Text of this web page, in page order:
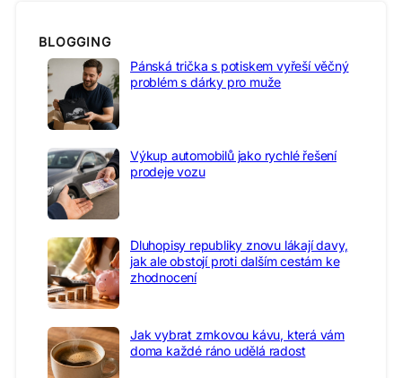
BLOGGING
Pánská trička s potiskem vyřeší věčný
problém s dárky pro muže
Výkup automobilů jako rychlé řešení
prodeje vozu
Dluhopisy republiky znovu lákají davy,
jak ale obstojí proti dalším cestám ke
zhodnocení
Jak vybrat zrnkovou kávu, která vám
doma každé ráno udělá radost